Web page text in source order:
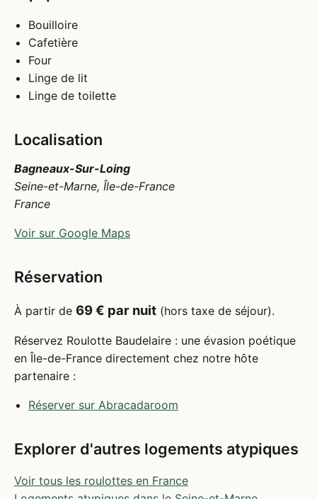
Bouilloire
Cafetière
Four
Linge de lit
Linge de toilette
Localisation
Bagneaux-Sur-Loing
Seine-et-Marne, Île-de-France
France
Voir sur Google Maps
Réservation
À partir de 69 € par nuit (hors taxe de séjour).
Réservez Roulotte Baudelaire : une évasion poétique
en Île-de-France directement chez notre hôte
partenaire :
Réserver sur Abracadaroom
Explorer d'autres logements atypiques
Voir tous les roulottes en France